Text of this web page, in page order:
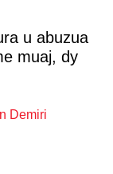
u abuzua
muaj, dy